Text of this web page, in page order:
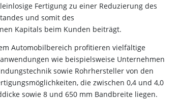
Fertigung zu einer Reduzierung des
und somit des
Kapitals beim Kunden beiträgt.
Automobilbereich profitieren vielfältige
wie beispielsweise Unternehmen
sowie Rohrhersteller von den
die zwischen 0,4 und 4,0
sowie 8 und 650 mm Bandbreite liegen.